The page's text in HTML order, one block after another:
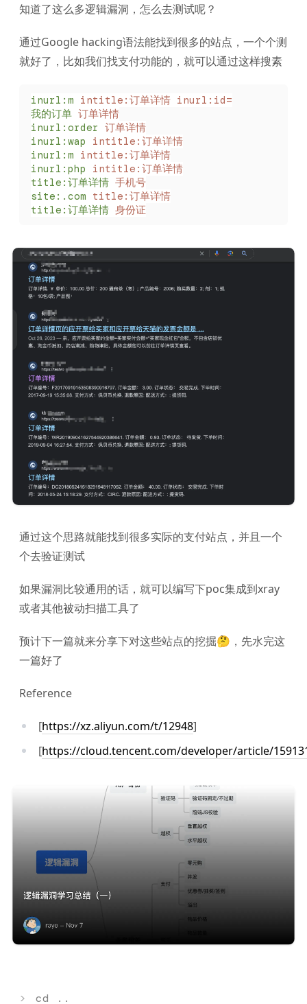
知道了这么多逻辑漏洞，怎么去测试呢？
通过Google hacking语法能找到很多的站点，一个个测
就好了，比如我们找支付功能的，就可以通过这样搜素
inurl:m intitle:订单详情 inurl:id=
我的订单 订单详情
inurl:order 订单详情
inurl:wap intitle:订单详情
inurl:m intitle:订单详情
inurl:php intitle:订单详情
title:订单详情 手机号
site:.com title:订单详情
title:订单详情 身份证
通过这个思路就能找到很多实际的支付站点，并且一个
个去验证测试
如果漏洞比较通用的话，就可以编写下poc集成到xray
或者其他被动扫描工具了
预计下一篇就来分享下对这些站点的挖掘🤔，先水完这
一篇好了
Reference
[https://xz.aliyun.com/t/12948]
[https://cloud.tencent.com/developer/article/
> cd ..